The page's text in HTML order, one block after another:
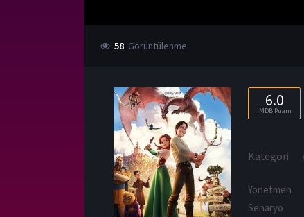
58 Görüntülenme
6.0
IMDB Puanı
Kategori
Yönetmen
Senaryo